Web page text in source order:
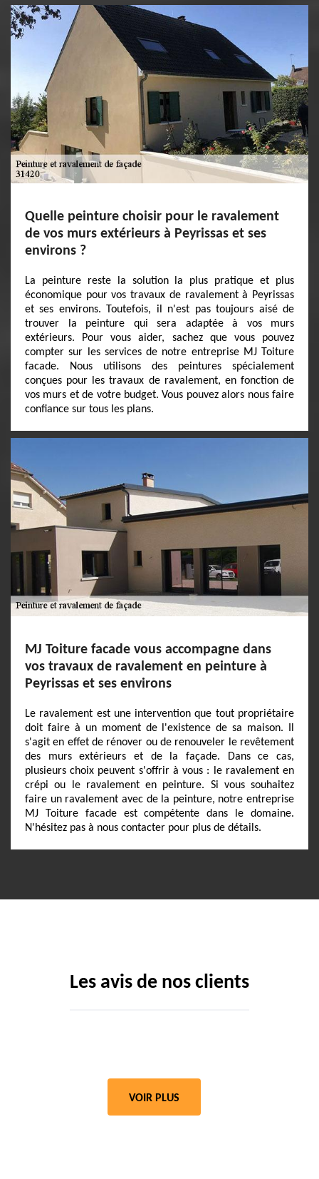
Quelle peinture choisir pour le ravalement
de vos murs extérieurs à Peyrissas et ses
environs ?
La peinture reste la solution la plus pratique et plus
économique pour vos travaux de ravalement à Peyrissas
et ses environs. Toutefois, il n'est pas toujours aisé de
trouver la peinture qui sera adaptée à vos murs
extérieurs. Pour vous aider, sachez que vous pouvez
compter sur les services de notre entreprise MJ Toiture
facade. Nous utilisons des peintures spécialement
conçues pour les travaux de ravalement, en fonction de
vos murs et de votre budget. Vous pouvez alors nous faire
confiance sur tous les plans.
MJ Toiture facade vous accompagne dans
vos travaux de ravalement en peinture à
Peyrissas et ses environs
Le ravalement est une intervention que tout propriétaire
doit faire à un moment de l'existence de sa maison. Il
s'agit en effet de rénover ou de renouveler le revêtement
des murs extérieurs et de la façade. Dans ce cas,
plusieurs choix peuvent s'offrir à vous : le ravalement en
crépi ou le ravalement en peinture. Si vous souhaitez
faire un ravalement avec de la peinture, notre entreprise
MJ Toiture facade est compétente dans le domaine.
N'hésitez pas à nous contacter pour plus de détails.
Les avis de nos clients
VOIR PLUS